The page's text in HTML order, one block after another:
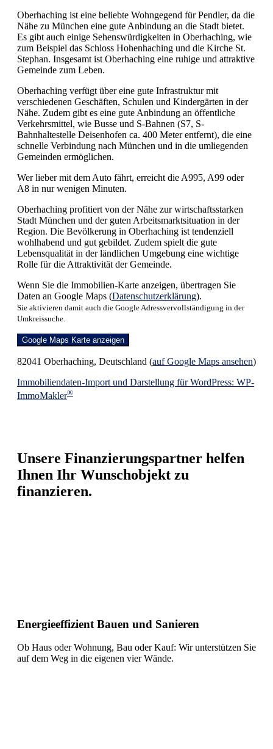
Oberhaching ist eine beliebte Wohngegend für Pendler, da die
Nähe zu München eine gute Anbindung an die Stadt bietet.
Es gibt auch einige Sehenswürdigkeiten in Oberhaching, wie
zum Beispiel das Schloss Hohenhaching und die Kirche St.
Stephan. Insgesamt ist Oberhaching eine ruhige und attraktive
Gemeinde zum Leben.
Oberhaching verfügt über eine gute Infrastruktur mit
verschiedenen Geschäften, Schulen und Kindergärten in der
Nähe. Zudem gibt es eine gute Anbindung an öffentliche
Verkehrsmittel, wie Busse und S-Bahnen (S7, S-
Bahnhaltestelle Deisenhofen ca. 400 Meter entfernt), die eine
schnelle Verbindung nach München und in die umliegenden
Gemeinden ermöglichen.
Wer lieber mit dem Auto fährt, erreicht die A995, A99 oder
A8 in nur wenigen Minuten.
Oberhaching profitiert von der Nähe zur wirtschaftsstarken
Stadt München und der guten Arbeitsmarktsituation in der
Region. Die Bevölkerung in Oberhaching ist tendenziell
wohlhabend und gut gebildet. Zudem spielt die gute
Lebensqualität in der ländlichen Umgebung eine wichtige
Rolle für die Attraktivität der Gemeinde.
Wenn Sie die Immobilien-Karte anzeigen, übertragen Sie
Daten an Google Maps (Datenschutzerklärung).
Sie aktivieren damit auch die Google Adressvervollständigung in der
Umkreissuche.
Google Maps Karte anzeigen
82041 Oberhaching, Deutschland (auf Google Maps ansehen)
Immobiliendaten-Import und Darstellung für WordPress: WP-
ImmoMakler®
Unsere Finanzierungspartner helfen
Ihnen Ihr Wunschobjekt zu
finanzieren.
Energieeffizient Bauen und Sanieren
Ob Haus oder Wohnung, Bau oder Kauf: Wir unterstützen Sie
auf dem Weg in die eigenen vier Wände.